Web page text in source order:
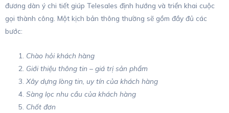
đương dàn ý chi tiết giúp Telesales định hướng và triển khai cuộc
gọi thành công. Một kịch bản thông thường sẽ gồm đầy đủ các
bước:
Chào hỏi khách hàng
Giới thiệu thông tin – giá trị sản phẩm
Xây dựng lòng tin, uy tín của khách hàng
Sàng lọc nhu cầu của khách hàng
Chốt đơn